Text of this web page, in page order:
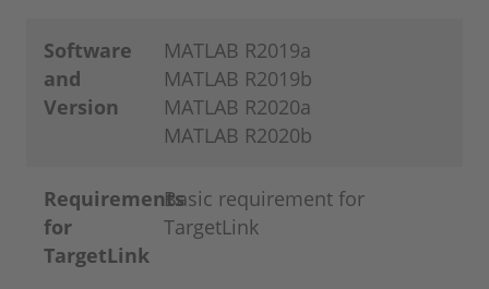
Software
and
Version
MATLAB R2019a
MATLAB R2019b
MATLAB R2020a
MATLAB R2020b
Requirements
for
TargetLink
Basic requirement for
TargetLink